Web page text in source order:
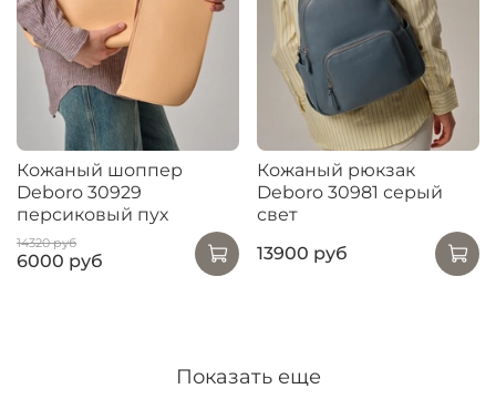
Кожаный шоппер
Deboro 30929
персиковый пух
14320 руб
6000 руб
Кожаный рюкзак
Deboro 30981 серый
свет
13900 руб
Показать еще